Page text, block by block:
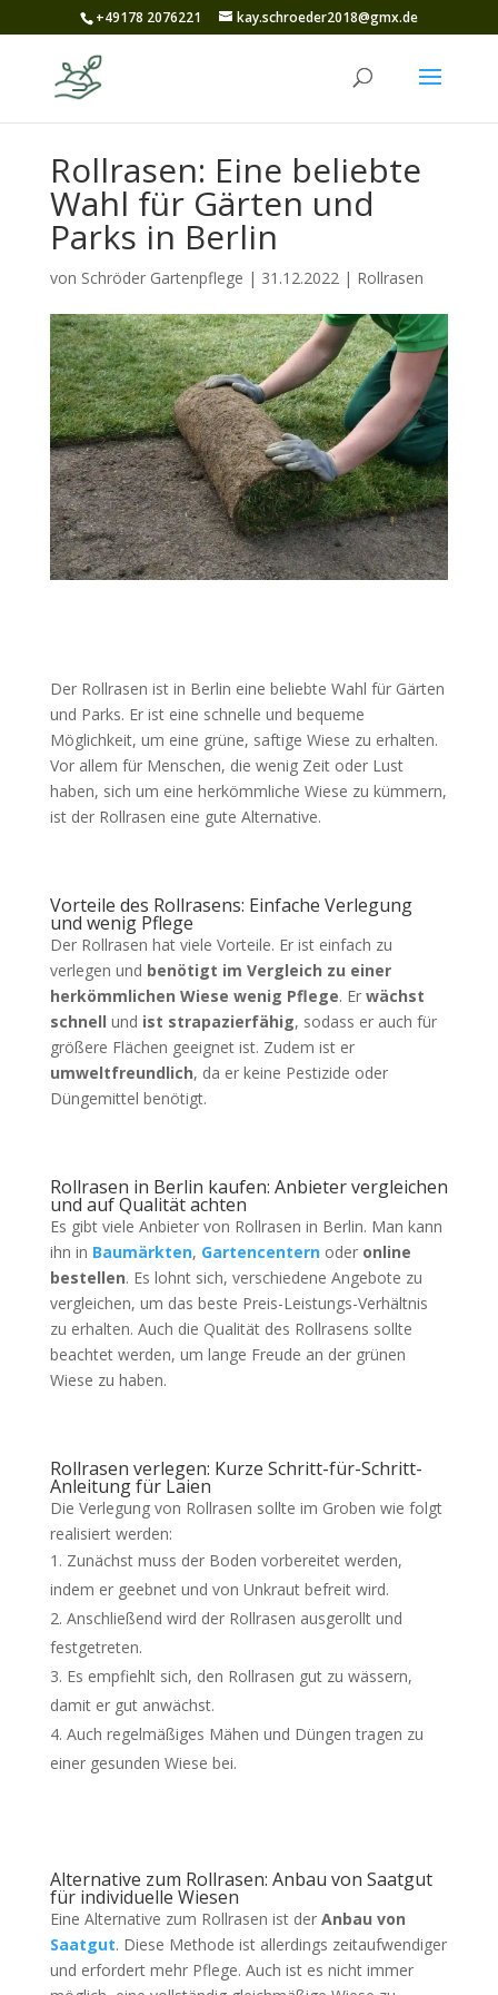
+49178 2076221 kay.schroeder2018@gmx.de
Rollrasen: Eine beliebte
Wahl für Gärten und
Parks in Berlin
von Schröder Gartenpflege | 31.12.2022| Rollrasen
Der Rollrasen ist in Berlin eine beliebte Wahl für Gärten
und Parks. Er ist eine schnelle und bequeme
Möglichkeit, um eine grüne, saftige Wiese zu erhalten.
Vor allem für Menschen, die wenig Zeit oder Lust
haben, sich um eine herkömmliche Wiese zu kümmern,
ist der Rollrasen eine gute Alternative.
Vorteile des Rollrasens: Einfache Verlegung
und wenig Pflege
Der Rollrasen hat viele Vorteile. Er ist einfach zu
verlegen und benötigt im Vergleich zu einer
herkömmlichen Wiese wenig Pflege. Er wächst
schnell und ist strapazierfähig, sodass er auch für
größere Flächen geeignet ist. Zudem ist er
umweltfreundlich, da er keine Pestizide oder
Düngemittel benötigt.
Rollrasen in Berlin kaufen: Anbieter vergleichen
und auf Qualität achten
Es gibt viele Anbieter von Rollrasen in Berlin. Man kann
ihn in Baumärkten, Gartencentern oder online
bestellen. Es lohnt sich, verschiedene Angebote zu
vergleichen, um das beste Preis-Leistungs-Verhältnis
zu erhalten. Auch die Qualität des Rollrasens sollte
beachtet werden, um lange Freude an der grünen
Wiese zu haben.
Rollrasen verlegen: Kurze Schritt-für-Schritt-
Anleitung für Laien
Die Verlegung von Rollrasen sollte im Groben wie folgt
realisiert werden:
Zunächst muss der Boden vorbereitet werden,
indem er geebnet und von Unkraut befreit wird.
Anschließend wird der Rollrasen ausgerollt und
festgetreten.
Es empfiehlt sich, den Rollrasen gut zu wässern,
damit er gut anwächst.
Auch regelmäßiges Mähen und Düngen tragen zu
einer gesunden Wiese bei.
Alternative zum Rollrasen: Anbau von Saatgut
für individuelle Wiesen
Eine Alternative zum Rollrasen ist der Anbau von
Saatgut. Diese Methode ist allerdings zeitaufwendiger
und erfordert mehr Pflege. Auch ist es nicht immer